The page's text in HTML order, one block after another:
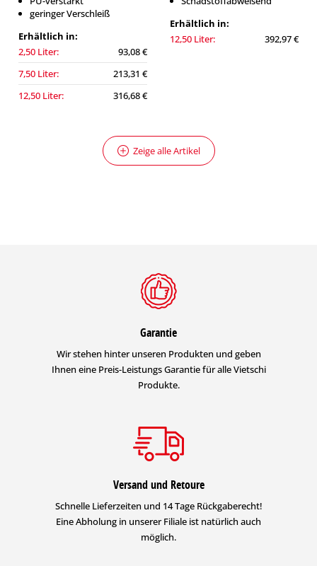
geringer Verschleiß
Erhältlich in:
2,50 Liter:
93,08 €
7,50 Liter:
213,31 €
12,50 Liter:
316,68 €
Erhältlich in:
12,50 Liter:
392,97 €
Zeige alle Artikel
Garantie
Wir stehen hinter unseren Produkten und geben
Ihnen eine Preis-Leistungs Garantie für alle Vietschi
Produkte.
Versand und Retoure
Schnelle Lieferzeiten und 14 Tage Rückgaberecht!
Eine Abholung in unserer Filiale ist natürlich auch
möglich.